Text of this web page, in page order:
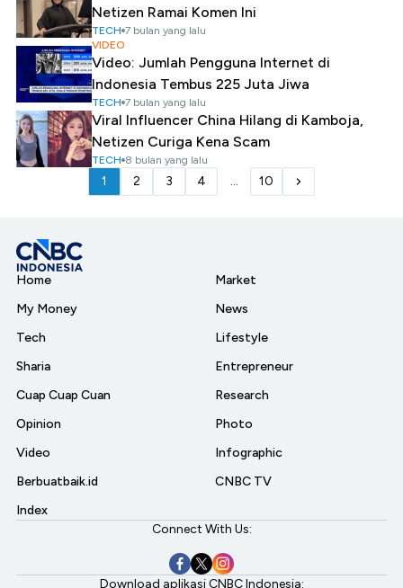
Netizen Ramai Komen Ini
TECH 7 bulan yang lalu
VIDEO
Video: Jumlah Pengguna Internet di
Indonesia Tembus 225 Juta Jiwa
TECH 7 bulan yang lalu
Viral Influencer China Hilang di Kamboja,
Netizen Curiga Kena Scam
TECH 8 bulan yang lalu
1 2 3 4 ... 10
Home
My Money
Tech
Sharia
Cuap Cuap Cuan
Opinion
Video
Berbuatbaik.id
Index
Market
News
Lifestyle
Entrepreneur
Research
Photo
Infographic
CNBC TV
Connect With Us:
Download aplikasi CNBC Indonesia: